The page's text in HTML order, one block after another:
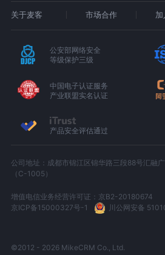
关于麦客 市场合作
公安部网络安全
等级保护三级
中国电子认证服务
产业联盟实名认证
产品安全评估通过
公司地址：成都市锦江区锦华路三段88号汇融
（C-1005）
增值电信业务经营许可证：京B2-20180674
京ICP备15000327号-1
川公网安备
©2012 - 2026 MikeCRM Co., Ltd.